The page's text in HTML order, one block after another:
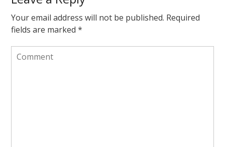
Your email address will not be published. Required
fields are marked*